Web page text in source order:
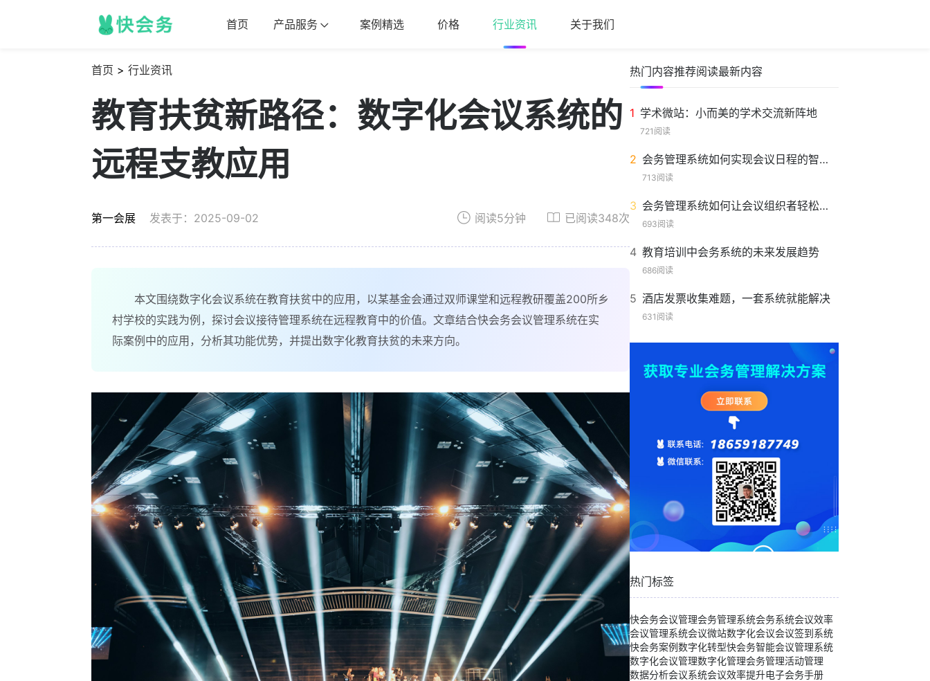
首页 产品服务 案例精选 价格 行业资讯 关于我们
首页 > 行业资讯
教育扶贫新路径：数字化会议系统的
远程支教应用
第一会展 发表于：2025-09-02 阅读5分钟 已阅读348次
本文围绕数字化会议系统在教育扶贫中的应用，以某基金会通过双师课堂和远程教研覆盖200所乡
村学校的实践为例，探讨会议接待管理系统在远程教育中的价值。文章结合快会务会议管理系统在实
际案例中的应用，分析其功能优势，并提出数字化教育扶贫的未来方向。
热门内容推荐阅读最新内容
1 学术微站：小而美的学术交流新阵地
721阅读
2 会务管理系统如何实现会议日程的智能化安排
713阅读
3 会务管理系统如何让会议组织者轻松掌控全局
693阅读
4 教育培训中会务系统的未来发展趋势
686阅读
5 酒店发票收集难题，一套系统就能解决
631阅读
热门标签
快会务会议管理会务管理系统会务系统会议效率
会议管理系统会议微站数字化会议会议签到系统
快会务案例数字化转型快会务智能会议管理系统
数字化会议管理数字化管理会务管理活动管理
数据分析会议系统会议效率提升电子会务手册